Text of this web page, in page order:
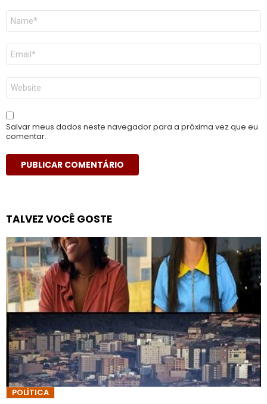
Nome
E-
mail
*
Site
Salvar meus dados neste navegador para a próxima vez que eu
comentar.
TALVEZ VOCÊ GOSTE
POLÍTICA